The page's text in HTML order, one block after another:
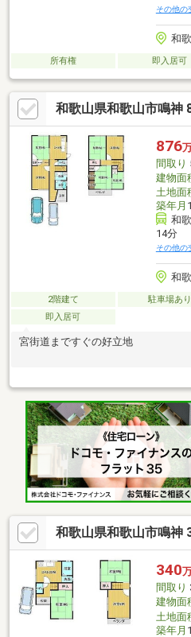
その他の
和
所有権 即入居可
和歌山県和歌山市鳴神
876
間取り
建物面
土地面
築年月
和
14分
その他の
和
2階建て 駐車場あり
即入居可
宮街道まですぐの好立地
和歌山県和歌山市鳴神
340
間取り
建物面
土地面
築年月